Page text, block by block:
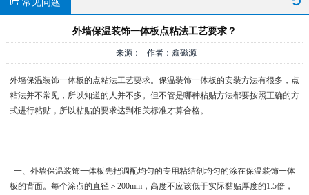
常见问题
外墙保温装饰一体板点粘法工艺要求？
来源： 作者：鑫磁源
外墙保温装饰一体板的点粘法工艺要求。保温装饰一体板的安装方法有很多，点
粘法并不常见，所以知道的人并不多。但不管是哪种粘贴方法都要按照正确的方
式进行粘贴，所以粘贴的要求达到相关标准才算合格。
一、 外墙保温装饰一体板先把调配均匀的专用粘结剂均匀的涂在保温装饰一体
板的背面。每个涂点的直径＞200mm，高度不应该低于实际黏贴厚度的1.5倍，